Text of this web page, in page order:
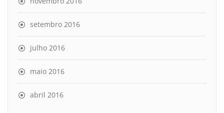
setembro 2016
julho 2016
maio 2016
abril 2016